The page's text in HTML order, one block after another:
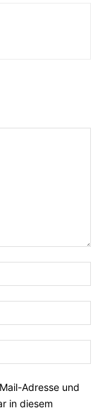
Adresse und
in diesem